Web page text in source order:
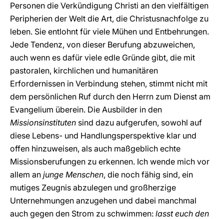
Personen die Verkündigung Christi an den vielfältigen
Peripherien der Welt die Art, die Christusnachfolge zu
leben. Sie entlohnt für viele Mühen und Entbehrungen.
Jede Tendenz, von dieser Berufung abzuweichen,
auch wenn es dafür viele edle Gründe gibt, die mit
pastoralen, kirchlichen und humanitären
Erfordernissen in Verbindung stehen, stimmt nicht mit
dem persönlichen Ruf durch den Herrn zum Dienst am
Evangelium überein. Die Ausbilder in den
Missionsinstituten sind dazu aufgerufen, sowohl auf
diese Lebens- und Handlungsperspektive klar und
offen hinzuweisen, als auch maßgeblich echte
Missionsberufungen zu erkennen. Ich wende mich vor
allem an junge Menschen, die noch fähig sind, ein
mutiges Zeugnis abzulegen und großherzige
Unternehmungen anzugehen und dabei manchmal
auch gegen den Strom zu schwimmen: lasst euch den